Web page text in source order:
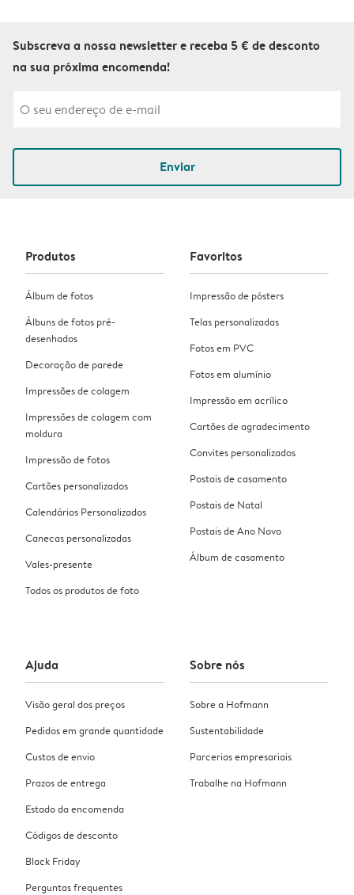
Subscreva a nossa newsletter e receba 5 € de desconto
na sua próxima encomenda!
Enviar
Produtos
Álbum de fotos
Álbuns de fotos pré-
desenhados
Decoração de parede
Impressões de colagem
Impressões de colagem com
moldura
Impressão de fotos
Cartões personalizados
Calendários Personalizados
Canecas personalizadas
Vales-presente
Todos os produtos de foto
Favoritos
Impressão de pósters
Telas personalizadas
Fotos em PVC
Fotos em alumínio
Impressão em acrílico
Cartões de agradecimento
Convites personalizados
Postais de casamento
Postais de Natal
Postais de Ano Novo
Álbum de casamento
Ajuda
Visão geral dos preços
Pedidos em grande quantidade
Custos de envio
Prazos de entrega
Estado da encomenda
Códigos de desconto
Black Friday
Perguntas frequentes
Sobre nós
Sobre a Hofmann
Sustentabilidade
Parcerias empresariais
Trabalhe na Hofmann